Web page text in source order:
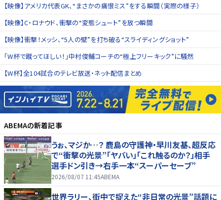
【映像】アメリカ代表GK、“まさかの痛恨ミス”をする瞬間（実際の様子）
【映像】C・ロナウド、衝撃の“変態シュート”を放つ瞬間
【映像】衝撃！メッシ、“5人の壁”を打ち破る“スライディングショット”
「W杯で蹴ってほしい！」中村俊輔コーチの“極上フリーキック”に騒然
【W杯】全104試合のテレビ放送・ネット配信まとめ
ABEMAの新着記事
うぉ、マジか…？ 鹿島の守護神・早川友基、超反応
で“衝撃の光景”「ヤバい」「これ触るのか？」相手
選手ドン引き→右手一本“スーパーセーブ”
2026/08/07 11:45ABEMA
世界ラリー、街中で捉えた“非日常の光景”話題に